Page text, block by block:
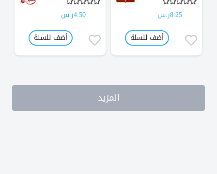
8.25ر.س
أضف للسلة
4.50ر.س
أضف للسلة
المزيد